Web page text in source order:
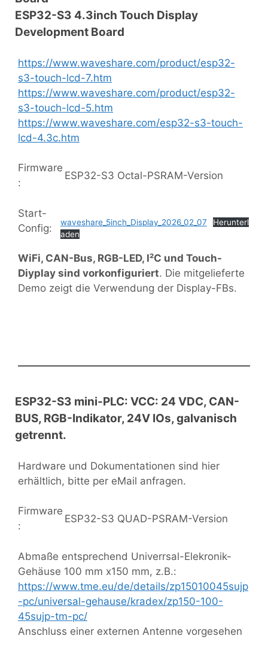
ESP32-S3 4.3inch Touch Display
Development Board
https://www.waveshare.com/product/esp32-
s3-touch-lcd-7.htm
https://www.waveshare.com/product/esp32-
s3-touch-lcd-5.htm
https://www.waveshare.com/esp32-s3-touch-
lcd-4.3c.htm
Firmware
:
ESP32-S3 Octal-PSRAM-Version
Start-
Config:
waveshare_5inch_Display_2026_02_07
Herunterl
aden
WiFi, CAN-Bus, RGB-LED, I²C und Touch-
Diyplay sind vorkonfiguriert. Die mitgelieferte
Demo zeigt die Verwendung der Display-FBs.
ESP32-S3 mini-PLC: VCC: 24 VDC, CAN-
BUS, RGB-Indikator, 24V IOs, galvanisch
getrennt.
Hardware und Dokumentationen sind hier
erhältlich, bitte per eMail anfragen.
Firmware
:
ESP32-S3 QUAD-PSRAM-Version
Abmaße entsprechend Univerrsal-Elekronik-
Gehäuse 100 mm x150 mm, z.B.:
https://www.tme.eu/de/details/zp15010045sujp
-pc/universal-gehause/kradex/zp150-100-
45sujp-tm-pc/
Anschluss einer externen Antenne vorgesehen